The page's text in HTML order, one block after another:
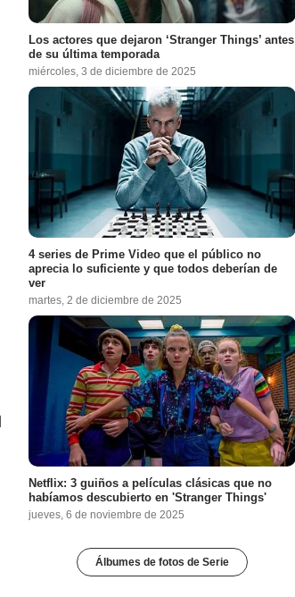
Los actores que dejaron ‘Stranger Things’ antes
de su última temporada
miércoles, 3 de diciembre de 2025
4 series de Prime Video que el público no
aprecia lo suficiente y que todos deberían de
ver
martes, 2 de diciembre de 2025
Netflix: 3 guiños a películas clásicas que no
habíamos descubierto en 'Stranger Things'
jueves, 6 de noviembre de 2025
Álbumes de fotos de Serie